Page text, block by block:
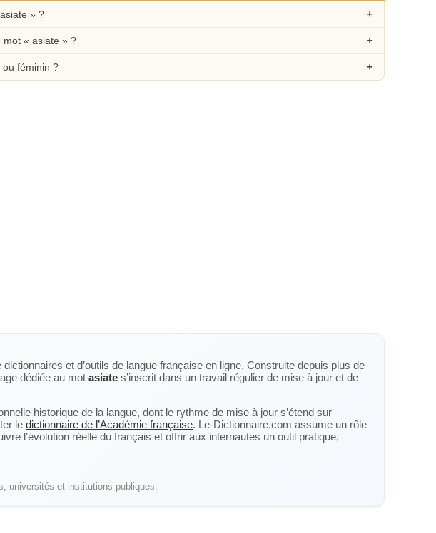
» ?
mot « asiate » ?
ou féminin ?
et d’outils de langue française en ligne. Construite depuis plus de
dédiée au mot asiate s’inscrit dans un travail régulier de mise à jour et de
historique de la langue, dont le rythme de mise à jour s’étend sur
le dictionnaire de l’Académie française. Le-Dictionnaire.com assume un rôle
l’évolution réelle du français et offrir aux internautes un outil pratique,
universités et institutions publiques.